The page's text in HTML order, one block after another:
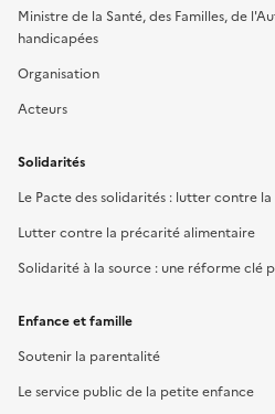
Ministre de la Santé, des Familles, de
handicapées
Organisation
Acteurs
Solidarités
Le Pacte des solidarités : lutter contre
Lutter contre la précarité alimentaire
Solidarité à la source : une réforme clé
Enfance et famille
Soutenir la parentalité
Le service public de la petite enfance